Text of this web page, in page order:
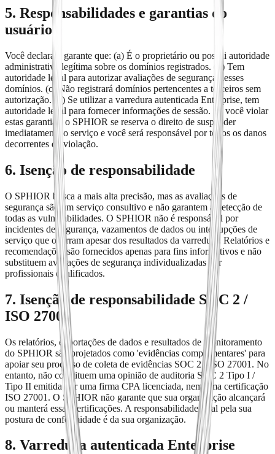
5. Responsabilidades e garantias do
usuário
Você declara e garante que: (a) É o proprietário ou possui autoridade
administrativa legítima sobre os domínios registrados. (b) Tem
autoridade legal para autorizar avaliações de segurança nesses
domínios. (c) Não registrará domínios pertencentes a terceiros sem
autorização. (d) Se utilizar a varredura autenticada Enterprise, tem
autoridade legal para fornecer informações de sessão. Se você violar
estas garantias, o SPHIOR se reserva o direito de suspender
imediatamente o serviço e você será responsável por todos os danos
decorrentes da violação.
6. Isenção de responsabilidade
O SPHIOR busca a mais alta precisão, mas as avaliações de
segurança são um serviço consultivo e não garantem a detecção de
todas as vulnerabilidades. O SPHIOR não é responsável por
incidentes de segurança, vazamentos de dados ou interrupções de
serviço que ocorram apesar dos resultados da varredura. Relatórios e
recomendações são fornecidos apenas para fins informativos e não
substituem avaliações de segurança individualizadas por
profissionais qualificados.
7. Isenção de responsabilidade SOC 2 /
ISO 27001
Os relatórios, exportações de dados e resultados de monitoramento
do SPHIOR são projetados como 'evidências complementares' para
apoiar seu processo de coleta de evidências SOC 2 / ISO 27001. No
entanto, não constituem uma opinião de auditoria SOC 2 Tipo I /
Tipo II emitida por uma firma CPA licenciada, nem uma certificação
ISO 27001. O SPHIOR não garante que sua organização alcançará
ou manterá essas certificações. A responsabilidade final pela sua
postura de conformidade é da sua organização.
8. Varredura autenticada Enterprise